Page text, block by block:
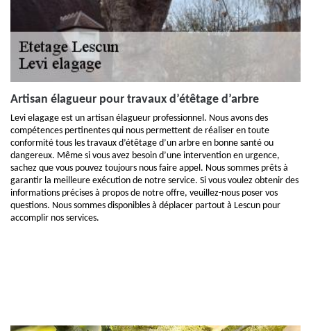
Artisan élagueur pour travaux d’étêtage d’arbre
Levi elagage est un artisan élagueur professionnel. Nous avons des
compétences pertinentes qui nous permettent de réaliser en toute
conformité tous les travaux d’étêtage d’un arbre en bonne santé ou
dangereux. Même si vous avez besoin d’une intervention en urgence,
sachez que vous pouvez toujours nous faire appel. Nous sommes prêts à
garantir la meilleure exécution de notre service. Si vous voulez obtenir des
informations précises à propos de notre offre, veuillez-nous poser vos
questions. Nous sommes disponibles à déplacer partout à Lescun pour
accomplir nos services.